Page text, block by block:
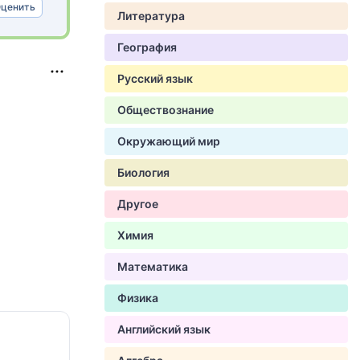
Литература
География
Русский язык
Обществознание
Окружающий мир
Биология
Другое
Химия
Математика
Физика
Английский язык